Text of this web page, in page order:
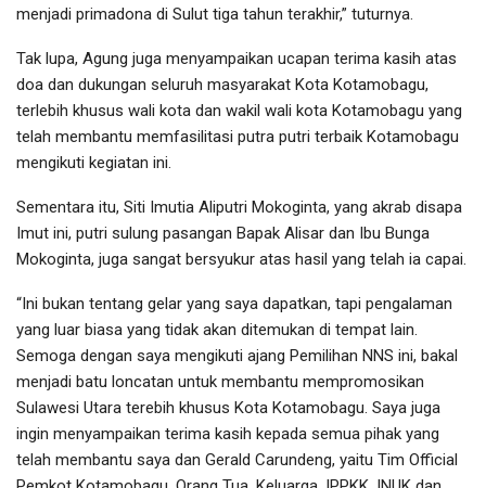
menjadi primadona di Sulut tiga tahun terakhir,” tuturnya.
Tak lupa, Agung juga menyampaikan ucapan terima kasih atas
doa dan dukungan seluruh masyarakat Kota Kotamobagu,
terlebih khusus wali kota dan wakil wali kota Kotamobagu yang
telah membantu memfasilitasi putra putri terbaik Kotamobagu
mengikuti kegiatan ini.
Sementara itu, Siti Imutia Aliputri Mokoginta, yang akrab disapa
Imut ini, putri sulung pasangan Bapak Alisar dan Ibu Bunga
Mokoginta, juga sangat bersyukur atas hasil yang telah ia capai.
“Ini bukan tentang gelar yang saya dapatkan, tapi pengalaman
yang luar biasa yang tidak akan ditemukan di tempat lain.
Semoga dengan saya mengikuti ajang Pemilihan NNS ini, bakal
menjadi batu loncatan untuk membantu mempromosikan
Sulawesi Utara terebih khusus Kota Kotamobagu. Saya juga
ingin menyampaikan terima kasih kepada semua pihak yang
telah membantu saya dan Gerald Carundeng, yaitu Tim Official